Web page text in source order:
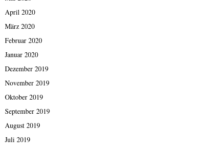
April 2020
März 2020
Februar 2020
Januar 2020
Dezember 2019
November 2019
Oktober 2019
September 2019
August 2019
Juli 2019